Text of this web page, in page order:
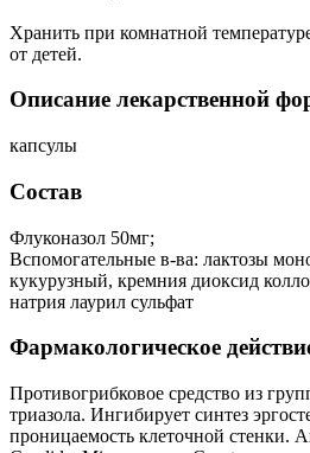
Хранить при комнатной
от детей.
Описание лекарственной
капсулы
Состав
Флуконазол 50мг;
Вспомогательные в-ва: лактозы
кукурузный, кремния диоксид
натрия лаурил сульфат
Фармакологическое
Противогрибковое средство из
триазола. Ингибирует синтез
проницаемость клеточной стенки.